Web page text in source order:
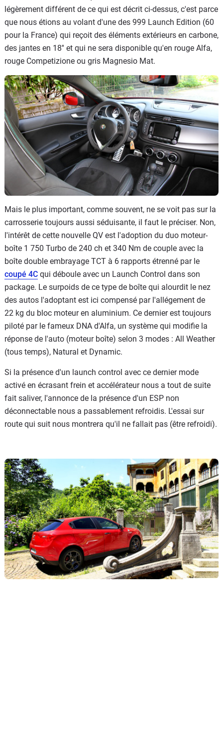
légèrement différent de ce qui est décrit ci-dessus, c'est parce
que nous étions au volant d'une des 999 Launch Edition (60
pour la France) qui reçoit des éléments extérieurs en carbone,
des jantes en 18'' et qui ne sera disponible qu'en rouge Alfa,
rouge Competizione ou gris Magnesio Mat.
Mais le plus important, comme souvent, ne se voit pas sur la
carrosserie toujours aussi séduisante, il faut le préciser. Non,
l'intérêt de cette nouvelle QV est l'adoption du duo moteur-
boîte 1 750 Turbo de 240 ch et 340 Nm de couple avec la
boîte double embrayage TCT à 6 rapports étrenné par le
coupé 4C qui déboule avec un Launch Control dans son
package. Le surpoids de ce type de boîte qui alourdit le nez
des autos l'adoptant est ici compensé par l'allégement de
22 kg du bloc moteur en aluminium. Ce dernier est toujours
piloté par le fameux DNA d'Alfa, un système qui modifie la
réponse de l'auto (moteur boîte) selon 3 modes : All Weather
(tous temps), Natural et Dynamic.
Si la présence d'un launch control avec ce dernier mode
activé en écrasant frein et accélérateur nous a tout de suite
fait saliver, l'annonce de la présence d'un ESP non
déconnectable nous a passablement refroidis. L'essai sur
route qui suit nous montrera qu'il ne fallait pas (être refroidi).